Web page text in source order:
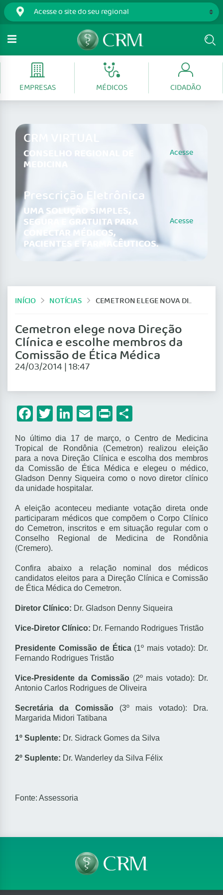
EMPRESAS MÉDICOS CIDADÃO
CRM VIRTUAL
CONSELHO REGIONAL DE
MEDICINA
Acesse
Prescrição Eletrônica
UMA SOLUÇÃO SIMPLES,
SEGURA E GRATUITA PARA
CONECTAR MÉDICOS,
PACIENTES E FARMACÊUTICOS.
Acesse
INÍCIO NOTÍCIAS CEMETRON ELEGE NOVA DIREÇÃO CLÍNICA E ESCOLHE MEMBROS DA COMISSÃO DE ÉTICA MÉDICA
Cemetron elege nova Direção
Clínica e escolhe membros da
Comissão de Ética Médica
24/03/2014 | 18:47
Facebook
Twitter
LinkedIn
Email
Print
No último dia 17 de março, o Centro de Medicina
Tropical de Rondônia (Cemetron) realizou eleição
para a nova Direção Clínica e escolha dos membros
da Comissão de Ética Médica e elegeu o médico,
Gladson Denny Siqueira como o novo diretor clínico
da unidade hospitalar.
A eleição aconteceu mediante votação direta onde
participaram médicos que compõem o Corpo Clínico
do Cemetron, inscritos e em situação regular com o
Conselho Regional de Medicina de Rondônia
(Cremero).
Confira abaixo a relação nominal dos médicos
candidatos eleitos para a Direção Clínica e Comissão
de Ética Médica do Cemetron.
Diretor Clínico: Dr. Gladson Denny Siqueira
Vice-Diretor Clínico: Dr. Fernando Rodrigues Tristão
Presidente Comissão de Ética(1º mais votado): Dr.
Fernando Rodrigues Tristão
Vice-Presidente da Comissão(2º mais votado): Dr.
Antonio Carlos Rodrigues de Oliveira
Secretária da Comissão (3º mais votado): Dra.
Margarida Midori Tatibana
1º Suplente: Dr. Sidrack Gomes da Silva
2º Suplente: Dr. Wanderley da Silva Félix
Fonte: Assessoria